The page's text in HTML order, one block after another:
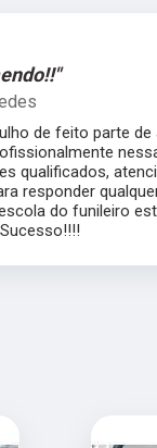
de feito parte de
qualificados,
responder
do funileiro